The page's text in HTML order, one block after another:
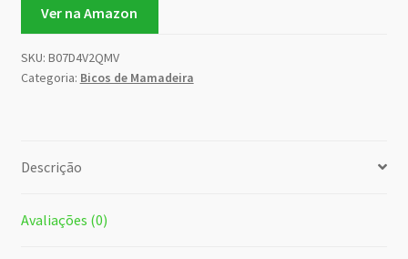
Ver na Amazon
SKU: B07D4V2QMV
Categoria: Bicos de Mamadeira
Descrição
Avaliações (0)